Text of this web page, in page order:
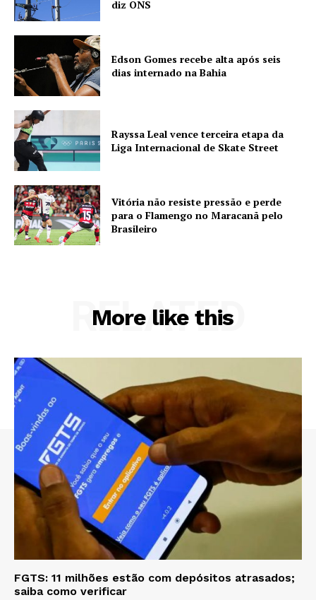
diz ONS
Edson Gomes recebe alta após seis
dias internado na Bahia
Rayssa Leal vence terceira etapa da
Liga Internacional de Skate Street
Vitória não resiste pressão e perde
para o Flamengo no Maracanã pelo
Brasileiro
More like this
RELATED
FGTS: 11 milhões estão com depósitos atrasados;
saiba como verificar